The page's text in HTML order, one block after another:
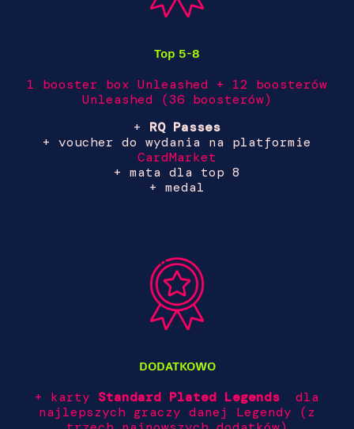
Top 5-8
1 booster box Unleashed + 12 boosterów
Unleashed (36 boosterów)
+ RQ Passes
+ voucher do wydania na platformie
CardMarket
+ mata dla top 8
+ medal
DODATKOWO
+ karty Standard Plated Legends
dla
najlepszych graczy danej Legendy (z